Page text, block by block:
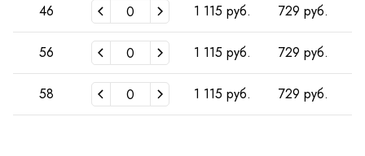
46 1 115 руб. 729 руб.
56 1 115 руб. 729 руб.
58 1 115 руб. 729 руб.